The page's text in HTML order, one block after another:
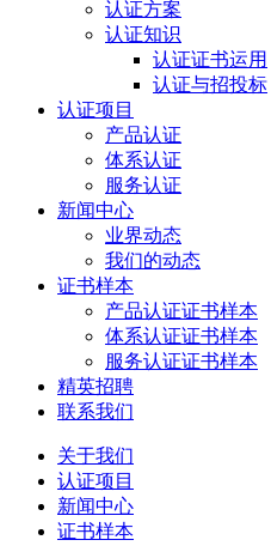
认证方案
认证知识
认证证书运用
认证与招投标
认证项目
产品认证
体系认证
服务认证
新闻中心
业界动态
我们的动态
证书样本
产品认证证书样本
体系认证证书样本
服务认证证书样本
精英招聘
联系我们
关于我们
认证项目
新闻中心
证书样本